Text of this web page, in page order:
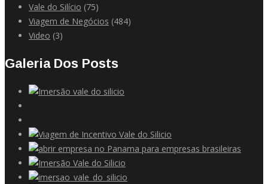
Vale do Silício (75)
Viagem de Negócios (484)
Video (3)
Galeria Dos Posts